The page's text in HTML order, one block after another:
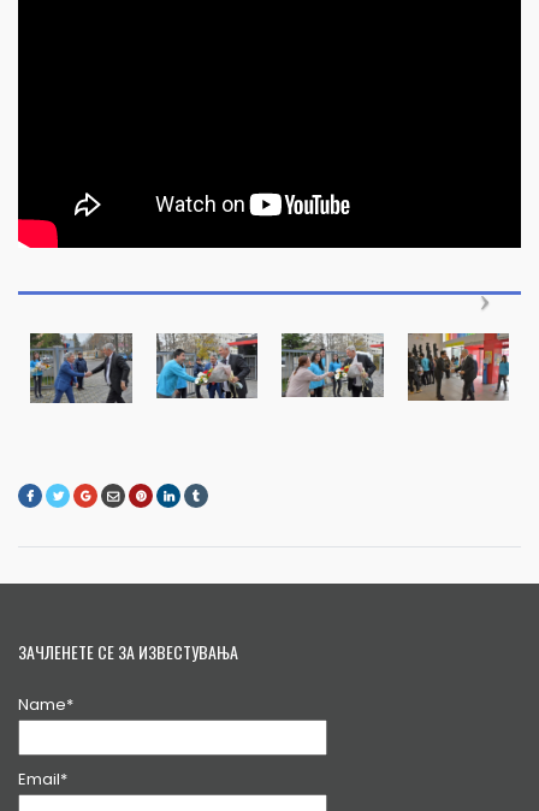
ЗАЧЛЕНЕТЕ СЕ ЗА ИЗВЕСТУВАЊА
Name*
Email*